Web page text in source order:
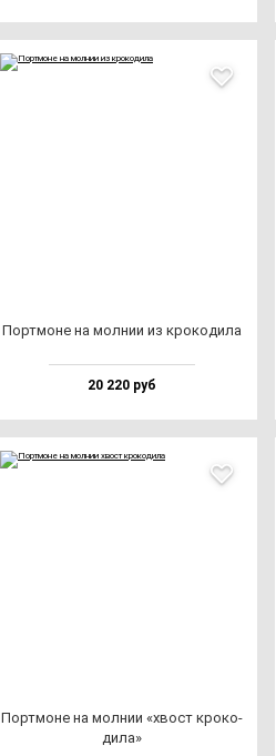
Пор­тмо­не на мол­нии из кро­ко­ди­ла
20 220 руб
Пор­тмо­не на мол­нии «хвост кро­ко­
ди­ла»